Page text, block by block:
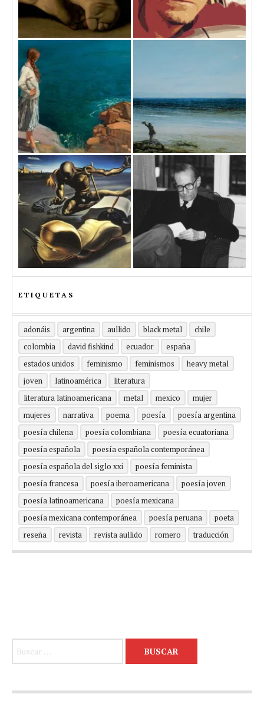
ETIQUETAS
adonáis argentina aullido black metal
chile
colombia
david fishkind ecuador
españa
estados unidos
feminismo feminismos
heavy metal
joven
latinoamérica
literatura
literatura latinoamericana
metal mexico
mujer
mujeres
narrativa poema poesía
poesía argentina
poesía chilena
poesía colombiana
poesía ecuatoriana
poesía española
poesía española contemporánea
poesía española del siglo xxi
poesía feminista
poesía francesa
poesía iberoamericana
poesía joven
poesía latinoamericana
poesía mexicana
poesía mexicana contemporánea
poesía peruana
poeta
reseña
revista revista aullido romero traducción